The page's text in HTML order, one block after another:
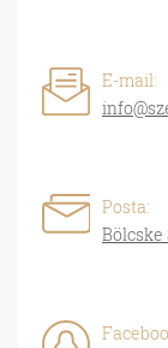
E-mail:
Posta:
Bölcske